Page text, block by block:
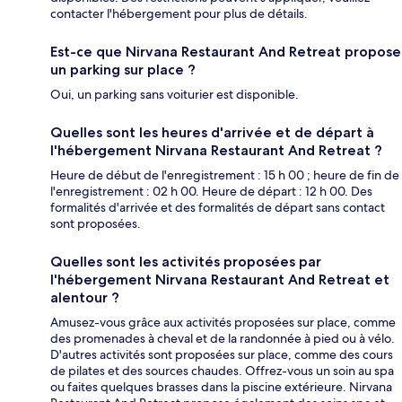
contacter l'hébergement pour plus de détails.
Est-ce que Nirvana Restaurant And Retreat propose
un parking sur place ?
Oui, un parking sans voiturier est disponible.
Quelles sont les heures d'arrivée et de départ à
l'hébergement Nirvana Restaurant And Retreat ?
Heure de début de l'enregistrement : 15 h 00 ; heure de fin de
l'enregistrement : 02 h 00. Heure de départ : 12 h 00. Des
formalités d'arrivée et des formalités de départ sans contact
sont proposées.
Quelles sont les activités proposées par
l'hébergement Nirvana Restaurant And Retreat et
alentour ?
Amusez-vous grâce aux activités proposées sur place, comme
des promenades à cheval et de la randonnée à pied ou à vélo.
D'autres activités sont proposées sur place, comme des cours
de pilates et des sources chaudes. Offrez-vous un soin au spa
ou faites quelques brasses dans la piscine extérieure. Nirvana